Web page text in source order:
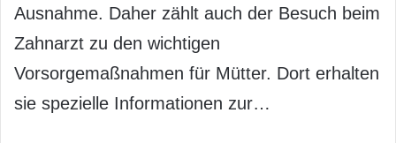
Ausnahme. Daher zählt auch der Besuch beim
Zahnarzt zu den wichtigen
Vorsorgemaßnahmen für Mütter. Dort erhalten
sie spezielle Informationen zur…